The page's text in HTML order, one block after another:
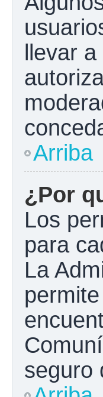
llevar
Arriba
¿Por
Los
para
La
seguro